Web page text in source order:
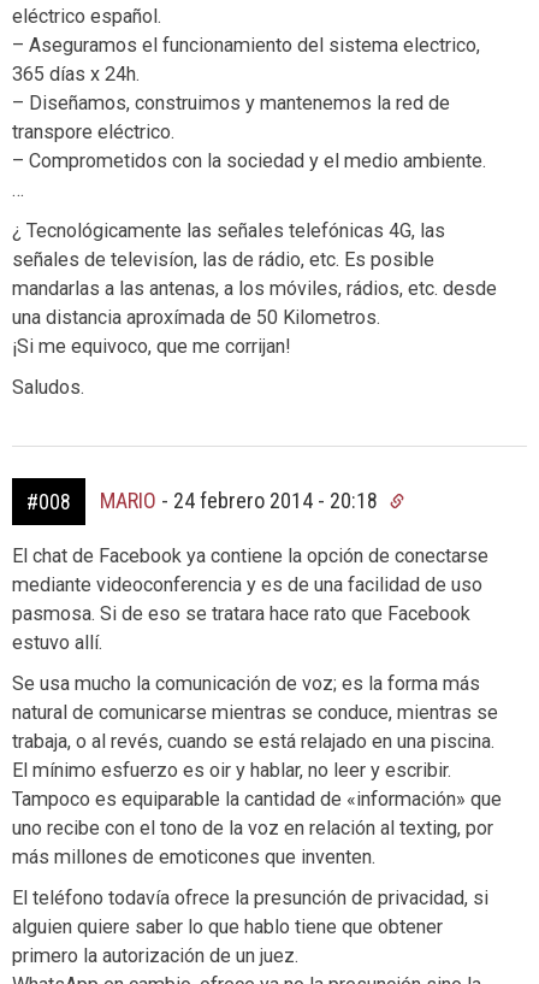
eléctrico español.
– Aseguramos el funcionamiento del sistema electrico,
365 días x 24h.
– Diseñamos, construimos y mantenemos la red de
transpore eléctrico.
– Comprometidos con la sociedad y el medio ambiente.
…
¿ Tecnológicamente las señales telefónicas 4G, las
señales de televisíon, las de rádio, etc. Es posible
mandarlas a las antenas, a los móviles, rádios, etc. desde
una distancia aproxímada de 50 Kilometros.
¡Si me equivoco, que me corrijan!
Saludos.
#008 MARIO - 24 febrero 2014 - 20:18
El chat de Facebook ya contiene la opción de conectarse
mediante videoconferencia y es de una facilidad de uso
pasmosa. Si de eso se tratara hace rato que Facebook
estuvo allí.
Se usa mucho la comunicación de voz; es la forma más
natural de comunicarse mientras se conduce, mientras se
trabaja, o al revés, cuando se está relajado en una piscina.
El mínimo esfuerzo es oir y hablar, no leer y escribir.
Tampoco es equiparable la cantidad de «información» que
uno recibe con el tono de la voz en relación al texting, por
más millones de emoticones que inventen.
El teléfono todavía ofrece la presunción de privacidad, si
alguien quiere saber lo que hablo tiene que obtener
primero la autorización de un juez.